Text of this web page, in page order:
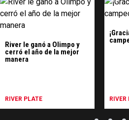
River le ganó a Olimpo y
cerró el año de la mejor
manera
RIVER PLATE RIVER